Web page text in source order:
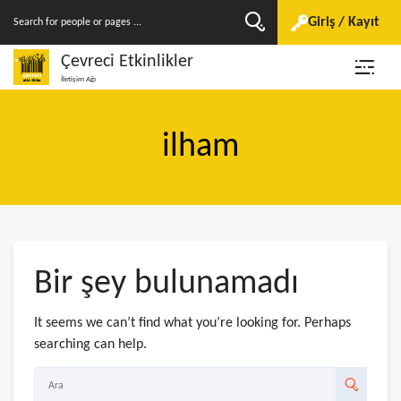
Giriş / Kayıt
Çevreci Etkinlikler
İletişim Ağı
ilham
Bir şey bulunamadı
It seems we can’t find what you’re looking for. Perhaps
searching can help.